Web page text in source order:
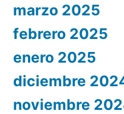
marzo 2025
febrero 2025
enero 2025
diciembre
noviembre